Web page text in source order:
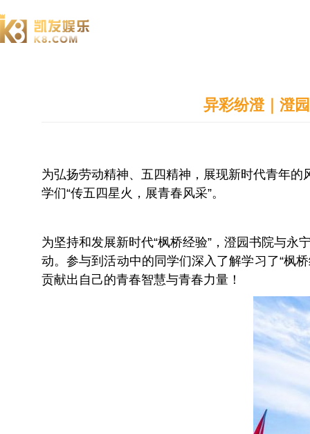
异彩纷澄｜澄
为弘扬劳动精神、五四精神，展现新时代青年
学们“传五四星火，展青春风采”。
为坚持和发展新时代“枫桥经验”，澄园书院与永
动。参与到活动中的同学们深入了解学习了“枫
贡献出自己的青春智慧与青春力量！